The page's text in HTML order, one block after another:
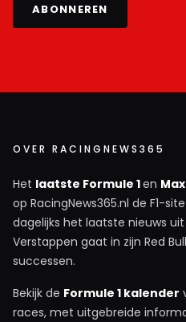
ABONNEREN
OVER RACINGNEWS365
Het laatste Formule 1en
op RacingNews365.nl de F1-
dagelijks het laatste nieuws
Verstappen gaat in zijn Red
successen.
Bekijk de Formule 1 kalender
races, met uitgebreide